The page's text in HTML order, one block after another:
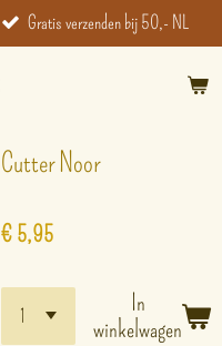
Gratis verzenden bij 50,- NL
Cutter Noor
€ 5,95
In
winkelwagen